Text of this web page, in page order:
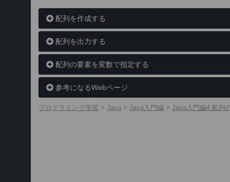
配列を作成する
配列を出力する
配列の要素を変数で指定する
参考になるWebページ
プログラミング学習 > Java > Java入門編 > Java入門編4:配列